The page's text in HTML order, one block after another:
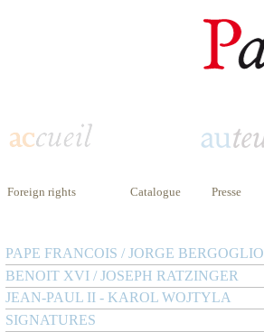
Foreign rights Catalogue Presse
PAPE FRANCOIS / JORGE BERGOGLIO
BENOIT XVI / JOSEPH RATZINGER
JEAN-PAUL II - KAROL WOJTYLA
SIGNATURES